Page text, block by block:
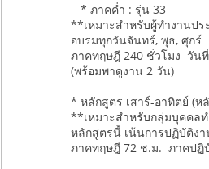
* ภาคค่ำ : รุ่น 33
**เหมาะสำหรับผู้ทำงานปร
อบรมทุกวันจันทร์, พุธ, ศุกร์
ภาคทฤษฎี 240 ชั่วโมง วัน
(พร้อมพาดูงาน 2 วัน)
* หลักสูตร เสาร์-อาทิตย์ (ห
**เหมาะสำหรับกลุ่มบุคคล
หลักสูตรนี้ เน้นการปฏิบัติงา
ภาคทฤษฎี 72 ช.ม. ภาคปฏิ